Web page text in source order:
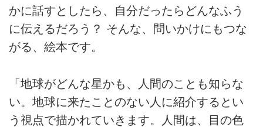
かに話すとしたら、自分だったらどんなふう
に伝えるだろう？ そんな、問いかけにもつな
がる、絵本です。
「地球がどんな星かも、人間のことも知らな
い。地球に来たことのない人に紹介するとい
う視点で描かれていきます。人間は、目の色